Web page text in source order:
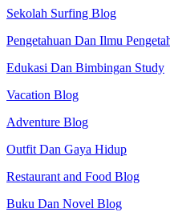
Sekolah Surfing Blog
Pengetahuan Dan Ilmu
Edukasi Dan Bimbingan Study
Vacation Blog
Adventure Blog
Outfit Dan Gaya Hidup
Restaurant and Food Blog
Buku Dan Novel Blog